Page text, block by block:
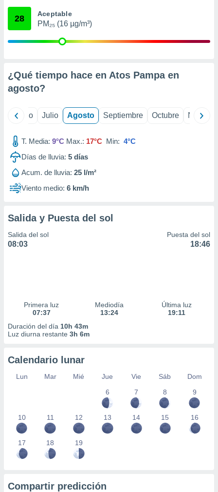
mediante
publicidad
1199
28 Aceptable
PM₂₅ (16 µg/m³)
¿Qué tiempo hace en Atos Pampa en
agosto?
Junio Julio Agosto Septiembre Octubre
T. Media: 9°C Max.: 17°C Min: 4°C
Días de lluvia: 5 días
Acum. de lluvia: 25 l/m²
Viento medio: 6 km/h
Salida y Puesta del sol
Salida del sol
08:03
Puesta del sol
18:46
Primera luz
07:37
Mediodía
13:24
Última luz
19:11
Duración del día 10h 43m
Luz diurna restante 3h 6m
Calendario lunar
Lun Mar Mié Jue Vie Sáb
Dom
6
7 8 9
10 11 12 13 14 15 16
17 18 19
Compartir predicción